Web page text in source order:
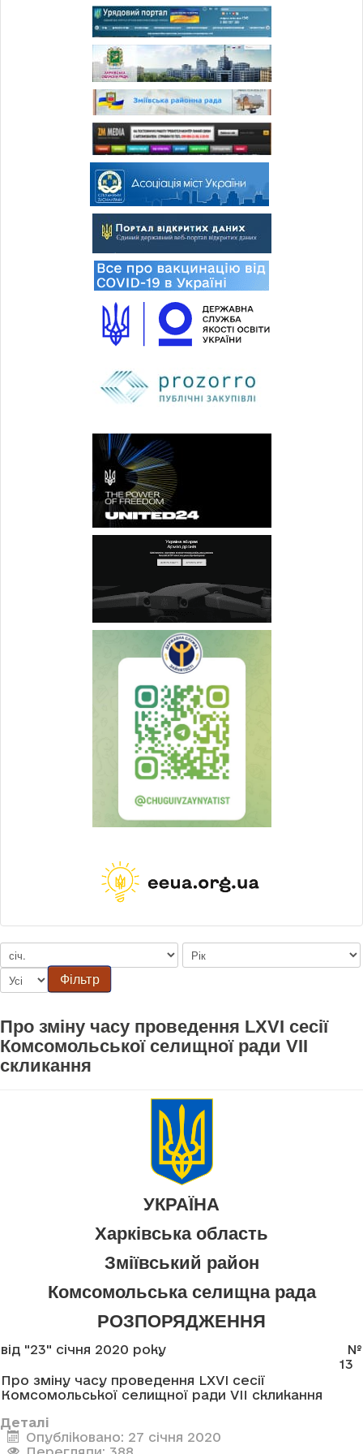
Фільтр
Про зміну часу проведення LXVI сесії
Комсомольської селищної ради VII
скликання
УКРАЇНА
Харківська область
Зміївський район
Комсомольська селищна рада
РОЗПОРЯДЖЕННЯ
від "23" січня 2020 року
№
13
Про зміну часу проведення LXVI сесії
Комсомольської селищної ради VII скликання
Деталі
Опубліковано: 27 січня 2020